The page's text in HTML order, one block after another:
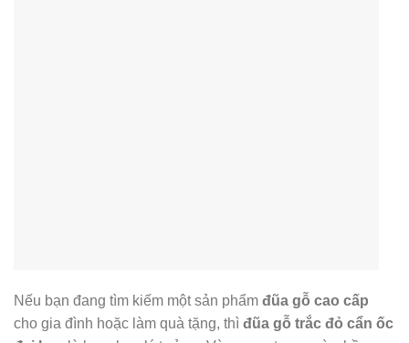
Nếu bạn đang tìm kiếm một sản phẩm đũa gỗ cao cấp
cho gia đình hoặc làm quà tặng, thì đũa gỗ trắc đỏ cẩn ốc